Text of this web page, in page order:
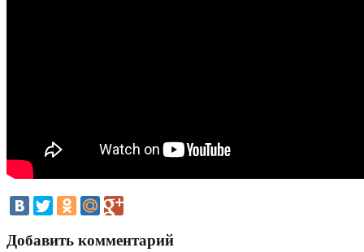
Добавить комментарий